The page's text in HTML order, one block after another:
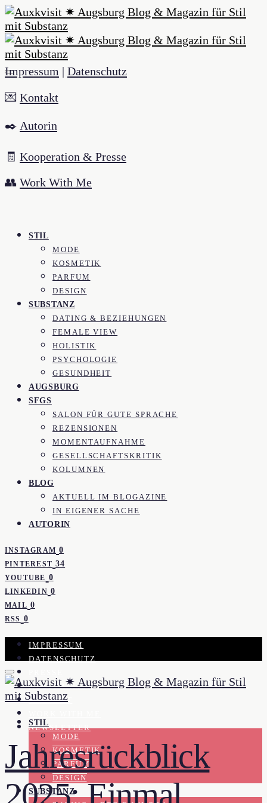
Impressum | Datenschutz
💌 Kontakt
✒️ Autorin
🧾 Kooperation & Presse
👥 Work With Me
STIL
MODE
KOSMETIK
PARFUM
DESIGN
SUBSTANZ
DATING & BEZIEHUNGEN
FEMALE VIEW
HOLISTIK
PSYCHOLOGIE
GESUNDHEIT
AUGSBURG
SFGS
SALON FÜR GUTE SPRACHE
REZENSIONEN
MOMENTAUFNAHME
GESELLSCHAFTSKRITIK
KOLUMNEN
BLOG
AKTUELL IM BLOGAZINE
IN EIGENER SACHE
AUTORIN
INSTAGRAM 0
PINTEREST 34
YOUTUBE 0
LINKEDIN 0
MAIL 0
RSS 0
IMPRESSUM
DATENSCHUTZ
KOOPERATION
KONTAKT
NEWSLETTER
STIL
MODE
KOSMETIK
PARFUM
DESIGN
SUBSTANZ
Jahresrückblick
2025: Einmal